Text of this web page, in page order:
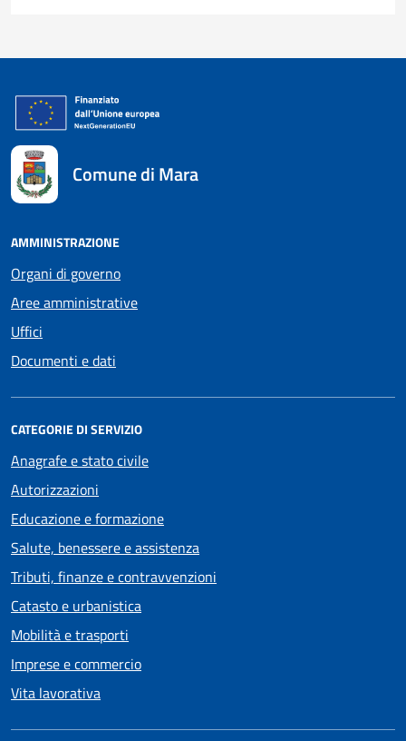
Comune di Mara
AMMINISTRAZIONE
Organi di governo
Aree amministrative
Uffici
Documenti e dati
CATEGORIE DI SERVIZIO
Anagrafe e stato civile
Autorizzazioni
Educazione e formazione
Salute, benessere e assistenza
Tributi, finanze e contravvenzioni
Catasto e urbanistica
Mobilità e trasporti
Imprese e commercio
Vita lavorativa